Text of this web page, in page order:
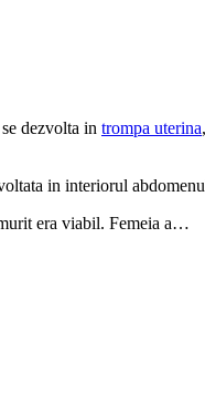
dezvolta in trompa uterina
in interiorul
era viabil. Femeia a…